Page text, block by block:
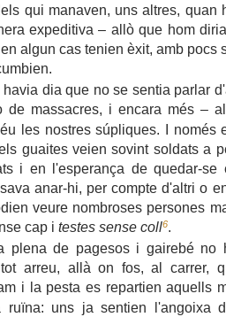
qui manaven, uns altres,
expeditiva – allò que hom
algun cas tenien èxit, amb pocs
dia que no se sentia parlar
de massacres, i encara més –
les nostres súpliques. I només
guaites veien sovint soldats a
i en l'esperança de quedar-
anar-hi, per compte d'altri o
veure nombroses persones
cap i testes sense coll6.
de pagesos i gairebé no
arreu, allà on fos, al carrer,
i la pesta es repartien aquells
ruïna: uns ja sentien l'angoixa